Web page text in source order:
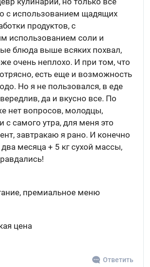
с использованием щадящих
продуктов, с
использованием соли и
блюда выше всяких похвал,
очень неплохо. И при том, что
есть еще и возможность
Но я не пользовался, в еде
да и вкусно все. По
нет вопросов, молодцы,
с самого утра, для меня это
завтракаю я рано. И конечно
два месяца + 5 кг сухой массы,
премиальное меню
цена
Ответить